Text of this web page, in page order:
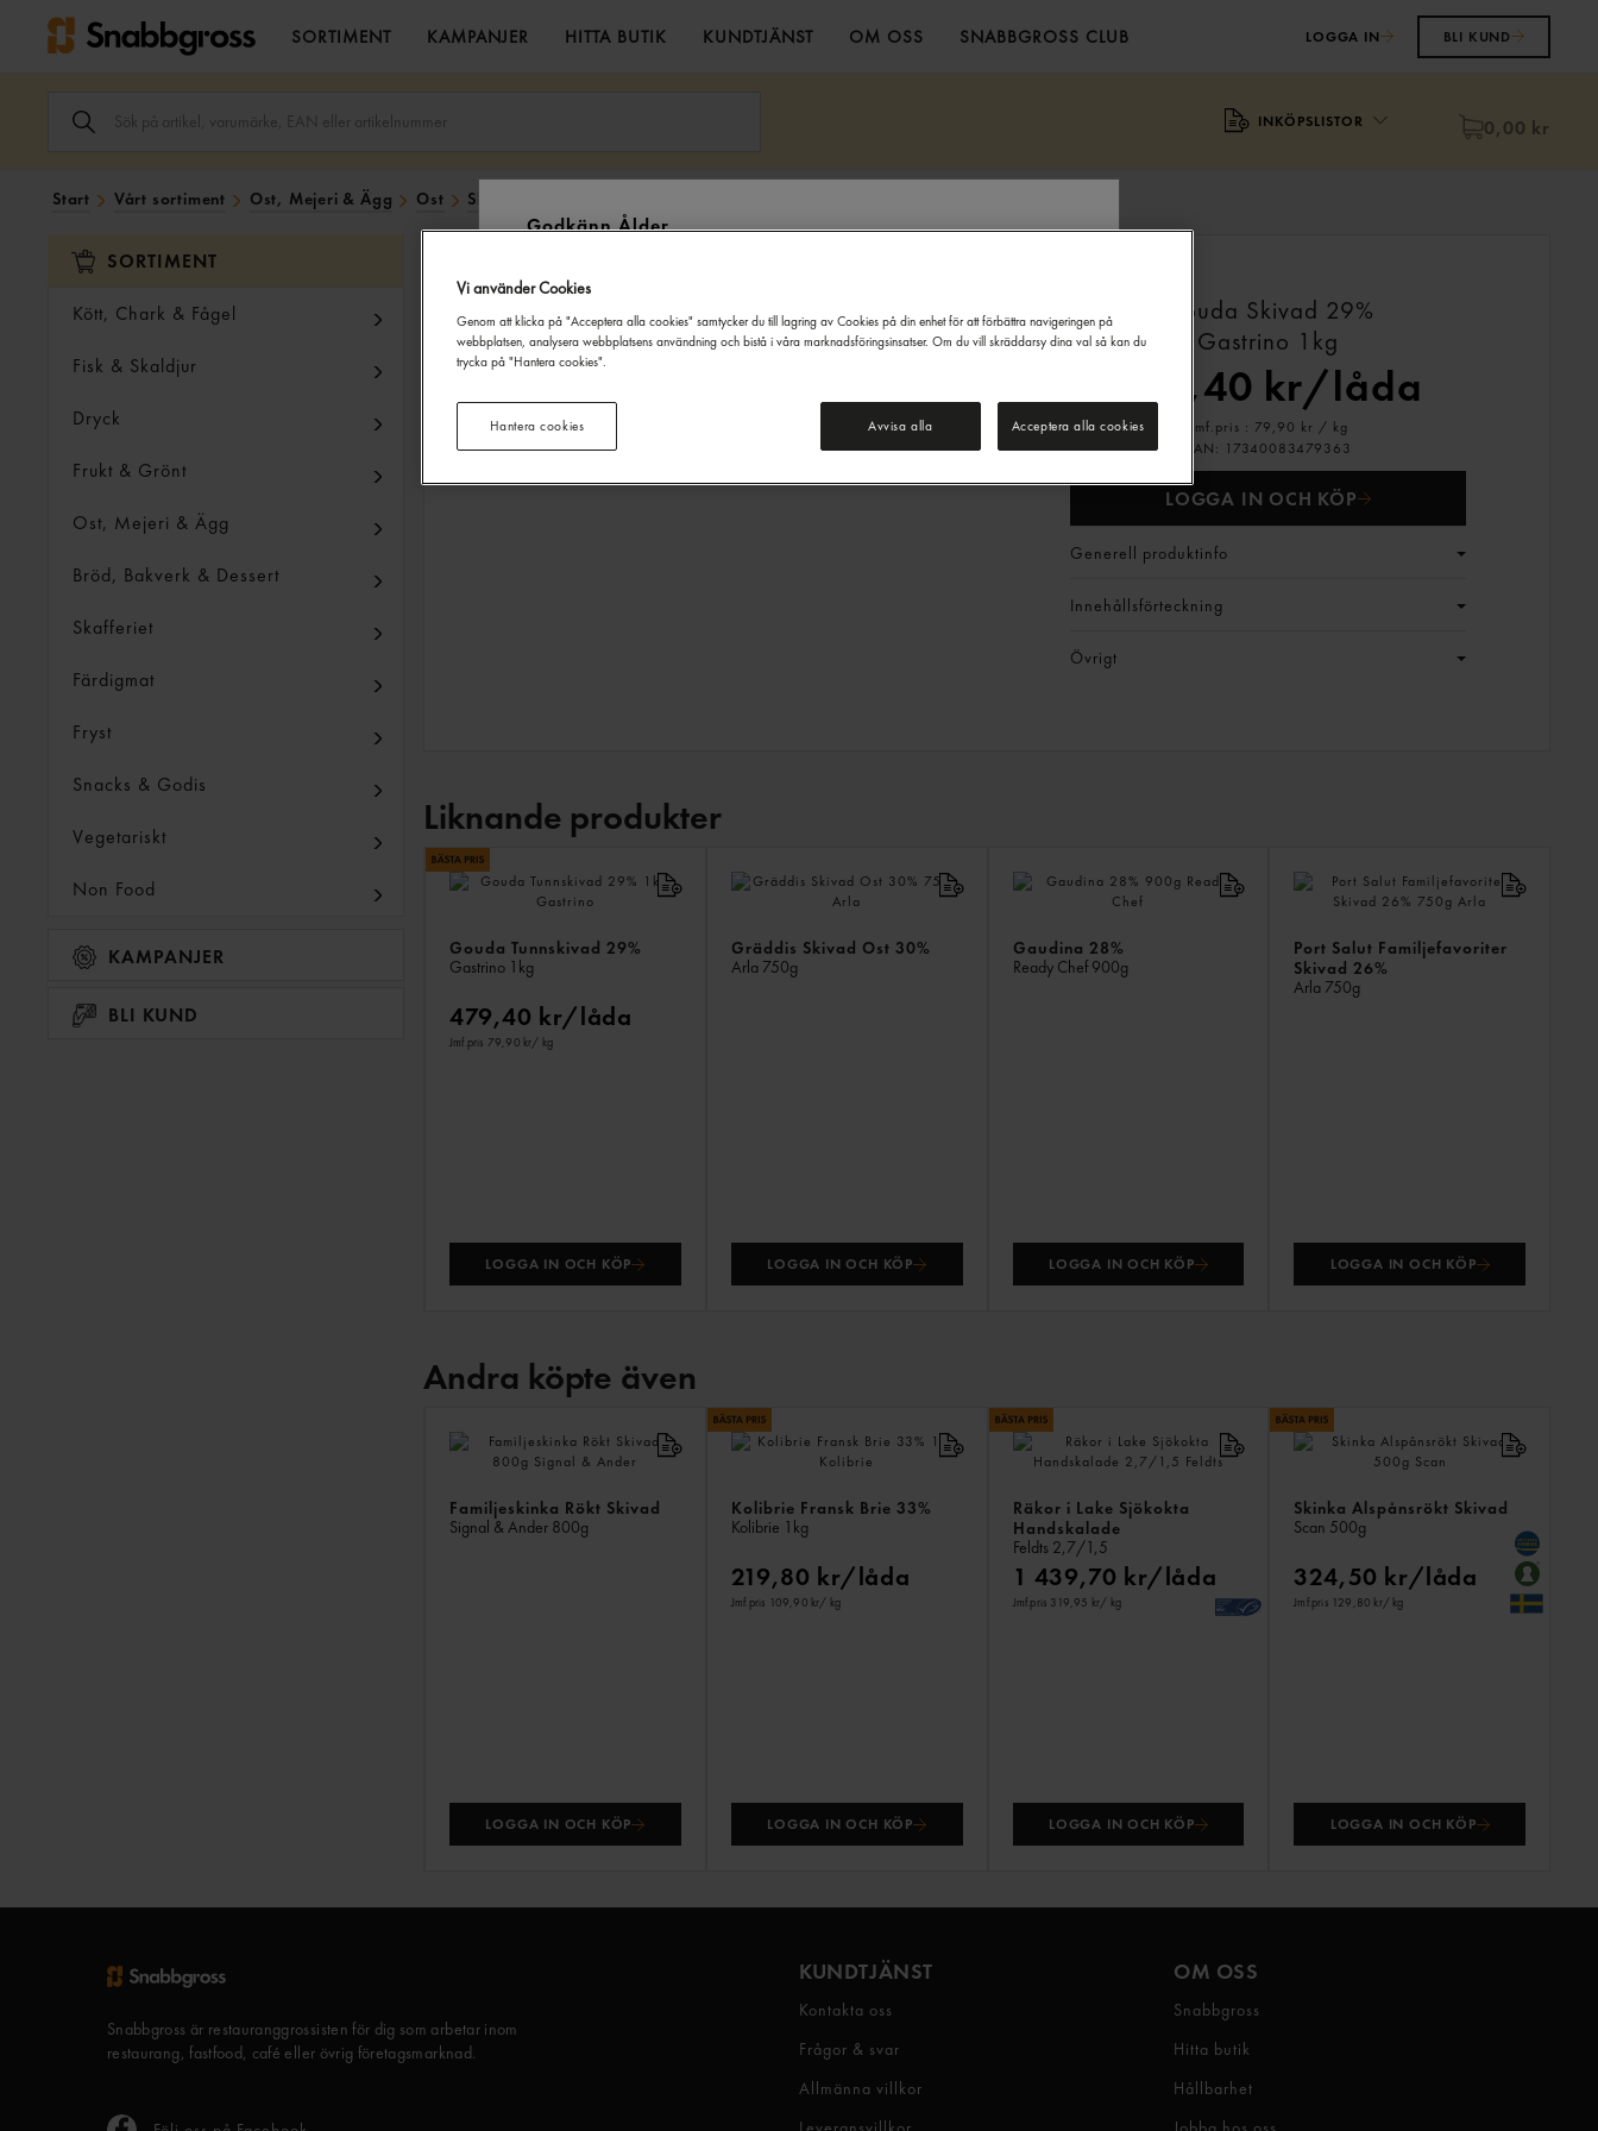
SORTIMENT KAMPANJER HITTA BUTIK KUNDTJÄNST OM OSS SNABBGROSS CLUB LOGGA IN BLI KUND
ARTIKEL,
ARTIKELNUMMER
SÖK
FÄLTET.
INKÖPSLISTOR 0,00 kr
Start Vårt sortiment Ost, Mejeri & Ägg Ost Skivad & Riven Ost
SORTIMENT
Kött, Chark & Fågel
Fisk & Skaldjur
Dryck
Frukt & Grönt
Ost, Mejeri & Ägg
Bröd, Bakverk & Dessert
Skafferiet
Färdigmat
Fryst
Snacks & Godis
Vegetariskt
Non Food
KAMPANJER
BLI KUND
Gouda Skivad 29%
Gastrino 1kg
479,40 kr/låda
Jmf.pris : 79,90 kr / kg
EAN: 17340083479363
LOGGA IN OCH KÖP
Generell produktinfo
Innehållsförteckning
Övrigt
Liknande produkter
Gouda Tunnskivad 29%
Gastrino 1kg
479,40 kr/låda
Jmf.pris 79,90 kr/ kg
LOGGA IN OCH KÖP
Gräddis Skivad Ost 30%
Arla 750g
LOGGA IN OCH KÖP
Gaudina 28%
Ready Chef 900g
LOGGA IN OCH KÖP
Port Salut Familjefavoriter
Skivad 26%
Arla 750g
LOGGA IN OCH KÖP
Andra köpte även
Familjeskinka Rökt Skivad
Signal & Ander 800g
LOGGA IN OCH KÖP
Kolibrie Fransk Brie 33%
Kolibrie 1kg
219,80 kr/låda
Jmf.pris 109,90 kr/ kg
LOGGA IN OCH KÖP
Räkor i Lake Sjökokta
Handskalade
Feldts 2,7/1,5
1 439,70 kr/låda
Jmf.pris 319,95 kr/ kg
LOGGA IN OCH KÖP
Skinka Alspånsrökt Skivad
Scan 500g
324,50 kr/låda
Jmf.pris 129,80 kr/ kg
LOGGA IN OCH KÖP
Snabbgross är restauranggrossisten för dig som arbetar inom
restaurang, fastfood, café eller övrig företagsmarknad.
KUNDTJÄNST
Kontakta oss
Frågor & svar
Allmänna villkor
OM OSS
Snabbgross
Hitta butik
Hållbarhet
Godkänn Ålder
och besök på denna webbplats måste du vara 20 år eller äldre.
JAG ÄR UNDER 20 ÅR JAG ÄR 20 ÅR ELLER ÄLDRE
Vi använder Cookies
Genom att klicka på "Acceptera alla cookies" samtycker du till lagring av Cookies på din enhet för att förbättra navigeringen på
webbplatsen, analysera webbplatsens användning och bistå i våra marknadsföringsinsatser. Om du vill skräddarsy dina val så kan du
trycka på "Hantera cookies".
Avvisa alla Acceptera alla cookies
Hantera cookies